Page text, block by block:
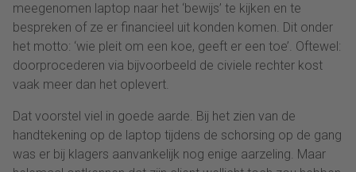
meegenomen laptop naar het ‘bewijs’ te kijken en te
bespreken of ze er financieel uit konden komen. Dit onder
het motto: ‘wie pleit om een koe, geeft er een toe’. Oftewel:
doorprocederen via bijvoorbeeld de civiele rechter kost
vaak meer dan het oplevert.
Dat voorstel viel in goede aarde. Bij het zien van de
handtekening op de laptop tijdens de schorsing op de gang
was er bij klagers aanvankelijk nog enige aarzeling. Maar